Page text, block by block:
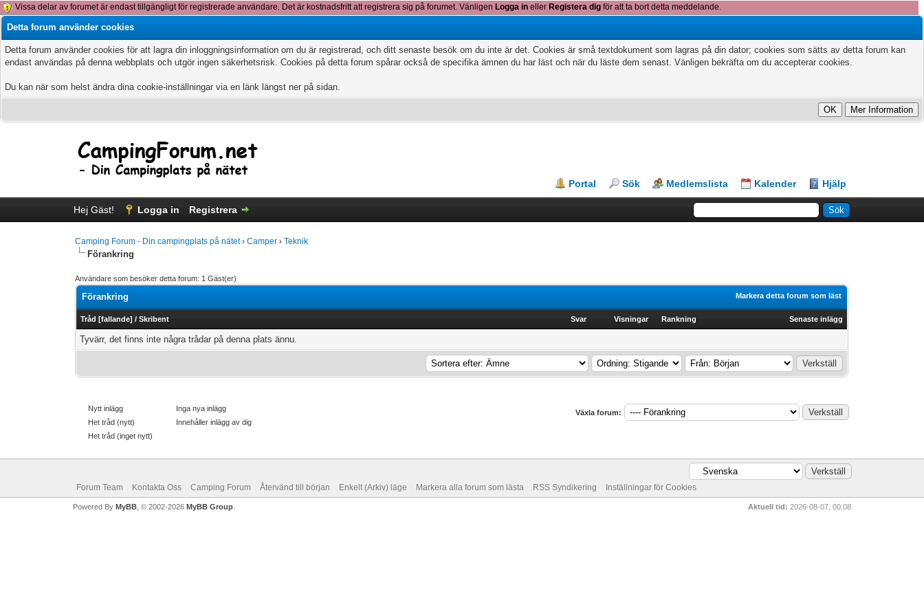
Vissa delar av forumet är endast tillgängligt för registrerade användare. Det är kostnadsfritt att registrera sig på forumet. Vänligen Logga in eller Registera dig för att ta bort detta meddelande.
Detta forum använder cookies
Detta forum använder cookies för att lagra din inloggningsinformation om du är registrerad, och ditt senaste besök om du inte är det. Cookies är små textdokument som lagras på din dator; cookies som sätts av detta forum kan
endast användas på denna webbplats och utgör ingen säkerhetsrisk. Cookies på detta forum spårar också de specifika ämnen du har läst och när du läste dem senast. Vänligen bekräfta om du accepterar cookies.
Du kan när som helst ändra dina cookie-inställningar via en länk längst ner på sidan.
Portal Sök Medlemslista Kalender Hjälp
Hej Gäst! Logga in Registrera
Camping Forum - Din campingplats på nätet›Camper ›Teknik
Förankring
Användare som besöker detta forum: 1 Gäst(er)
Markera detta forum som läst
Förankring
Tråd [fallande] /Skribent Svar Visningar Rankning Senaste inlägg
Tyvärr, det finns inte några trådar på denna plats ännu.
Nytt inlägg
Het tråd (nytt)
Het tråd (inget nytt)
Inga nya inlägg
Innehåller inlägg av dig
Växla forum:
Forum Team Kontakta Oss Camping Forum Återvänd till början Enkelt (Arkiv) läge Markera alla forum som lästa RSS Syndikering Inställningar för Cookies
Aktuell tid: 2026-08-07, 00:08
Powered By MyBB, © 2002-2026 MyBB Group.